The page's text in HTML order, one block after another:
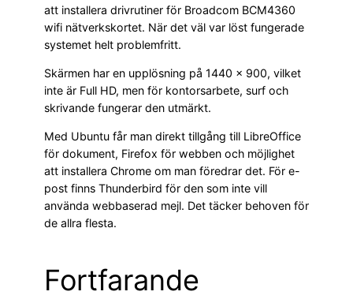
att installera drivrutiner för Broadcom BCM4360
wifi nätverkskortet. När det väl var löst fungerade
systemet helt problemfritt.
Skärmen har en upplösning på 1440 × 900, vilket
inte är Full HD, men för kontorsarbete, surf och
skrivande fungerar den utmärkt.
Med Ubuntu får man direkt tillgång till LibreOffice
för dokument, Firefox för webben och möjlighet
att installera Chrome om man föredrar det. För e-
post finns Thunderbird för den som inte vill
använda webbaserad mejl. Det täcker behoven för
de allra flesta.
Fortfarande